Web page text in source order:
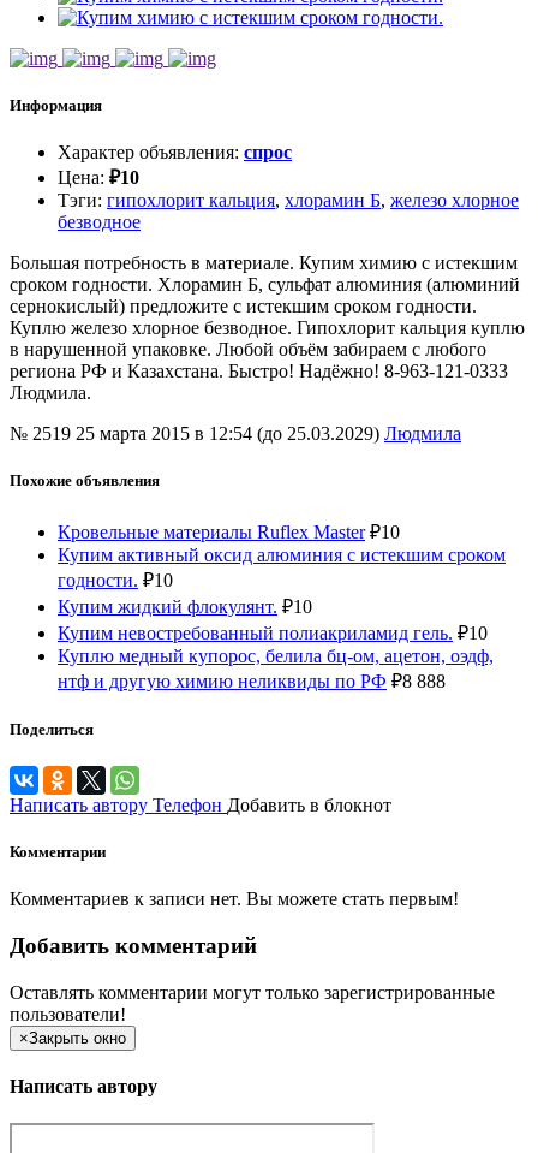
Информация
Характер объявления: спрос
Цена: ₽10
Тэги: гипохлорит кальция, хлорамин Б, железо хлорное
безводное
Большая потребность в материале. Купим химию с истекшим
сроком годности. Хлорамин Б, сульфат алюминия (алюминий
сернокислый) предложите с истекшим сроком годности.
Куплю железо хлорное безводное. Гипохлорит кальция куплю
в нарушенной упаковке. Любой объём забираем с любого
региона РФ и Казахстана. Быстро! Надёжно! 8-963-121-0333
Людмила.
№ 2519 25 марта 2015 в 12:54 (до 25.03.2029) Людмила
Похожие объявления
Кровельные материалы Ruflex Master ₽10
Купим активный оксид алюминия с истекшим сроком
годности. ₽10
Купим жидкий флокулянт. ₽10
Купим невостребованный полиакриламид гель. ₽10
Куплю медный купорос, белила бц-ом, ацетон, оэдф,
нтф и другую химию неликвиды по РФ ₽8 888
Поделиться
Написать автору Телефон Добавить в блокнот
Комментарии
Комментариев к записи нет. Вы можете стать первым!
Добавить комментарий
Оставлять комментарии могут только зарегистрированные
пользователи!
×Закрыть окно
Написать автору